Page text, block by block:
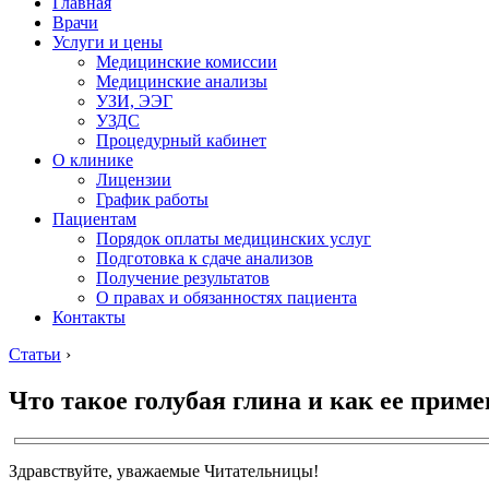
Врачи
Услуги и цены
Медицинские комиссии
Медицинские анализы
УЗИ, ЭЭГ
УЗДС
Процедурный кабинет
О клинике
Лицензии
График работы
Пациентам
Порядок оплаты медицинских услуг
Подготовка к сдаче анализов
Получение результатов
О правах и обязанностях пациента
Контакты
Статьи ›
Что такое голубая глина и как ее
Здравствуйте, уважаемые Читательницы!